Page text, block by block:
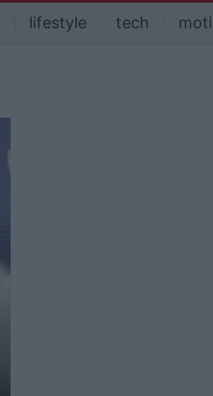
lifestyle tech moti